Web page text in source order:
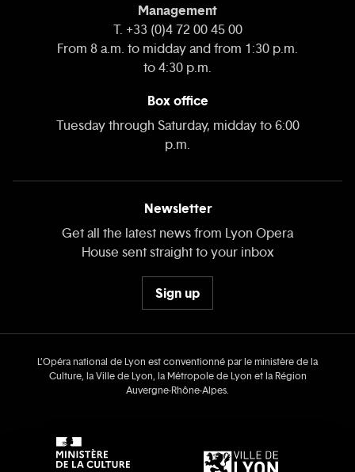
Management
T. +33 (0)4 72 00 45 00
From 8 a.m. to midday and from 1:30 p.m.
to 4:30 p.m.
Box office
Tuesday through Saturday, midday to 6:00
p.m.
Newsletter
Get all the latest news from Lyon Opera
House sent straight to your inbox
Sign up
L’Opéra national de Lyon est conventionné par le ministère de la
Culture, la Ville de Lyon, la Métropole de Lyon et la Région
Auvergne‑Rhône‑Alpes.